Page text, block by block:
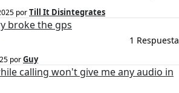
porTill It Disintegrates
broke the gps
1 Respuesta
porGuy
calling won't give me any audio in